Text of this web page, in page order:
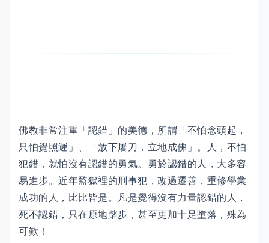
佛教非常注重「認錯」的美德，所謂「不怕念頭起，
只怕覺照遲」、「放下屠刀，立地成佛」。人，不怕
犯錯，就怕沒有認錯的勇氣。勇於認錯的人，大多容
易進步。近年監獄裡的刑事犯，改過遷善，重修學業
成功的人，比比皆是。凡是覺得沒有力量認錯的人，
死不認錯，只在原地踏步，甚至更加十足墮落，殊為
可歎！